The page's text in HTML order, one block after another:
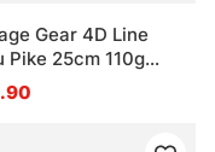
Gear 4D Line
Pike 25cm 110g
Sink